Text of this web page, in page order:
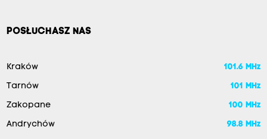
POSŁUCHASZ NAS
Kraków 101.6 MHz
Tarnów 101 MHz
Zakopane 100 MHz
Andrychów 98.8 MHz